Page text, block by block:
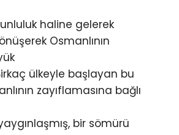
haline gelerek
Osmanlının
ülkeyle başlayan bu
zayıflamasına bağlı
bir sömürü